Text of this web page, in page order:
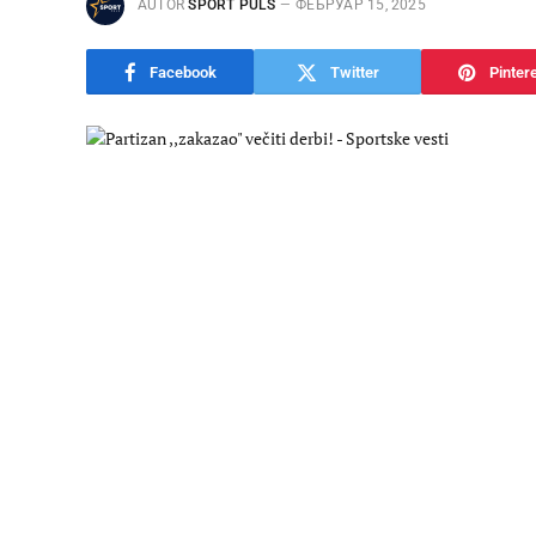
AUTOR SPORT PULS ФЕБРУАР 15, 2025
Facebook Twitter